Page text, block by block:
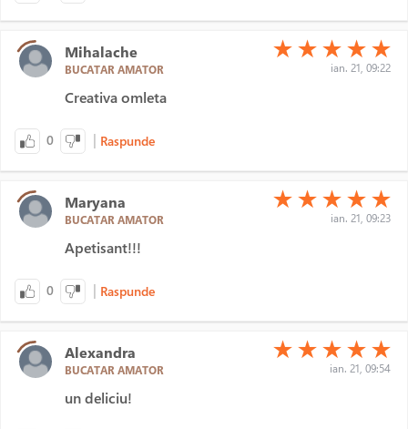
Mihalache
BUCATAR AMATOR
(*)
★ (*)
★ (*)
★ (*)
★ (*)
★
ian. 21, 09:22
Creativa omleta
0 | Raspunde
Maryana
BUCATAR AMATOR
(*)
★ (*)
★ (*)
★ (*)
★ (*)
★
ian. 21, 09:23
Apetisant!!!
0 | Raspunde
Alexandra
BUCATAR AMATOR
(*)
★ (*)
★ (*)
★ (*)
★ (*)
★
ian. 21, 09:54
un deliciu!